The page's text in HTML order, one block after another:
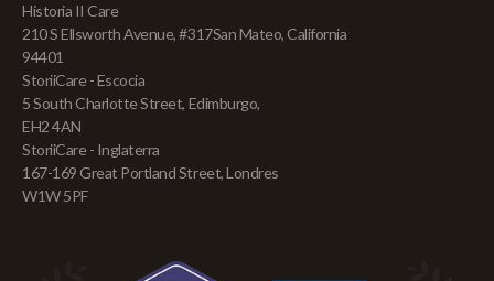
Historia II Care
210 S Ellsworth Avenue, #317San Mateo, California
94401
StoriiCare - Escocia
5 South Charlotte Street, Edimburgo,
EH2 4AN
StoriiCare - Inglaterra
167-169 Great Portland Street, Londres
W1W 5PF